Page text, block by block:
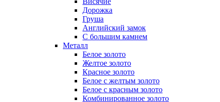
Дорожка
Груша
Английский замок
С большим камнем
Металл
Белое золото
Желтое золото
Красное золото
Белое с желтым золото
Белое с красным золото
Комбинированное золото